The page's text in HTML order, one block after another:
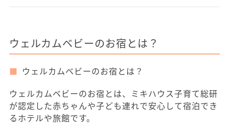
ウェルカムベビーのお宿とは？
ウェルカムベビーのお宿とは？
ウェルカムベビーのお宿とは、ミキハウス子育て総研
が認定した赤ちゃんや子ども連れで安心して宿泊でき
るホテルや旅館です。